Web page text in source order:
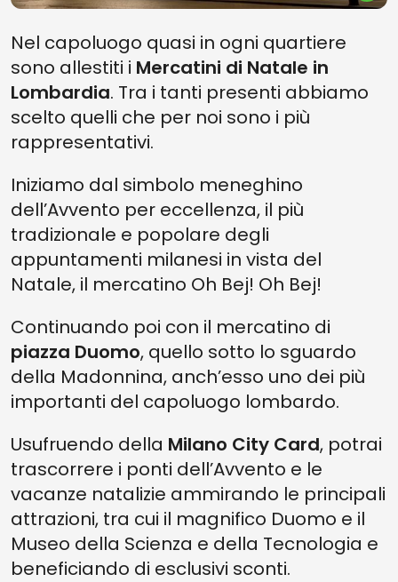
Nel capoluogo quasi in ogni quartiere
sono allestiti i Mercatini di Natale in
Lombardia. Tra i tanti presenti abbiamo
scelto quelli che per noi sono i più
rappresentativi.
Iniziamo dal simbolo meneghino
dell’Avvento per eccellenza, il più
tradizionale e popolare degli
appuntamenti milanesi in vista del
Natale, il mercatino Oh Bej! Oh Bej!
Continuando poi con il mercatino di
piazza Duomo, quello sotto lo sguardo
della Madonnina, anch’esso uno dei più
importanti del capoluogo lombardo.
Usufruendo della Milano City Card, potrai
trascorrere i ponti dell’Avvento e le
vacanze natalizie ammirando le principali
attrazioni, tra cui il magnifico Duomo e il
Museo della Scienza e della Tecnologia e
beneficiando di esclusivi sconti.